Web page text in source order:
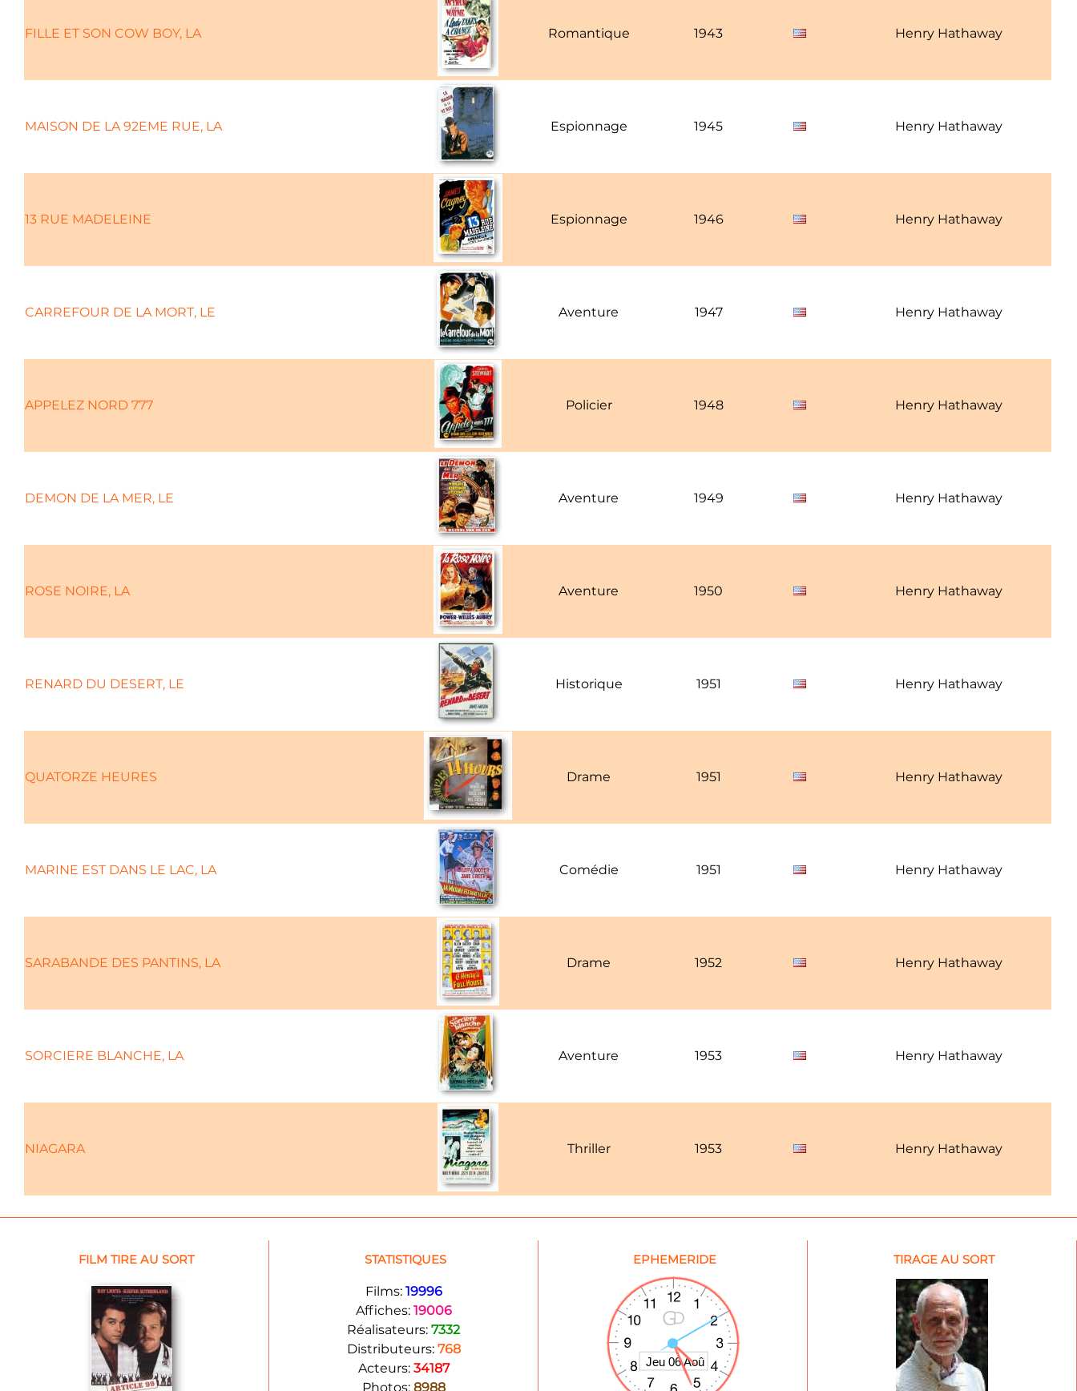
FILLE ET SON COW BOY, LA Romantique 1943 Henry Hathaway
MAISON DE LA 92EME RUE, LA Espionnage 1945 Henry Hathaway
13 RUE MADELEINE Espionnage 1946 Henry Hathaway
CARREFOUR DE LA MORT, LE Aventure 1947 Henry Hathaway
APPELEZ NORD 777 Policier 1948 Henry Hathaway
DEMON DE LA MER, LE Aventure 1949 Henry Hathaway
ROSE NOIRE, LA Aventure 1950 Henry Hathaway
RENARD DU DESERT, LE Historique 1951 Henry Hathaway
QUATORZE HEURES Drame 1951 Henry Hathaway
MARINE EST DANS LE LAC, LA Comédie 1951 Henry Hathaway
SARABANDE DES PANTINS, LA Drame 1952 Henry Hathaway
SORCIERE BLANCHE, LA Aventure 1953 Henry Hathaway
NIAGARA Thriller 1953 Henry Hathaway
FILM TIRE AU SORT STATISTIQUES
Films: 19996
Affiches: 19006
Réalisateurs: 7332
Distributeurs: 768
Acteurs: 34187
Photos: 8988
EPHEMERIDE TIRAGE AU SORT